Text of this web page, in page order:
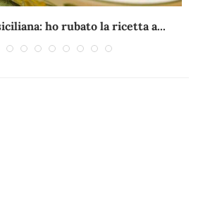
ho rubato la ricetta a...